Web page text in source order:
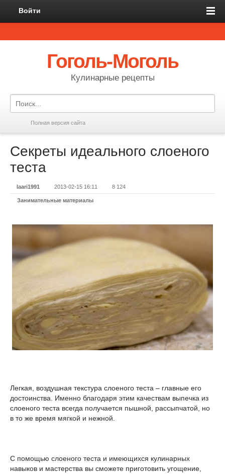
Войти
Гоголь-Моголь
Кулинарные рецепты
Полная версия сайта
Секреты идеального слоеного
теста
laari1991 2013-02-15 16:11 8 124
Занимательные материалы
Легкая, воздушная текстура слоеного теста – главные его
достоинства. Именно благодаря этим качествам выпечка из
слоеного теста всегда получается пышной, рассыпчатой, но
в то же время мягкой и нежной.
С помощью слоеного теста и имеющихся кулинарных
навыков и мастерства вы сможете приготовить угощение,